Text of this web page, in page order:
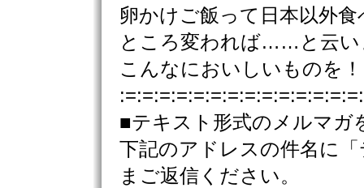
卵かけご飯って日本以外
ところ変われば……と云い
こんなにおいしいものを
■テキスト形式のメルマガ
下記のアドレスの件名に
まご返信ください。